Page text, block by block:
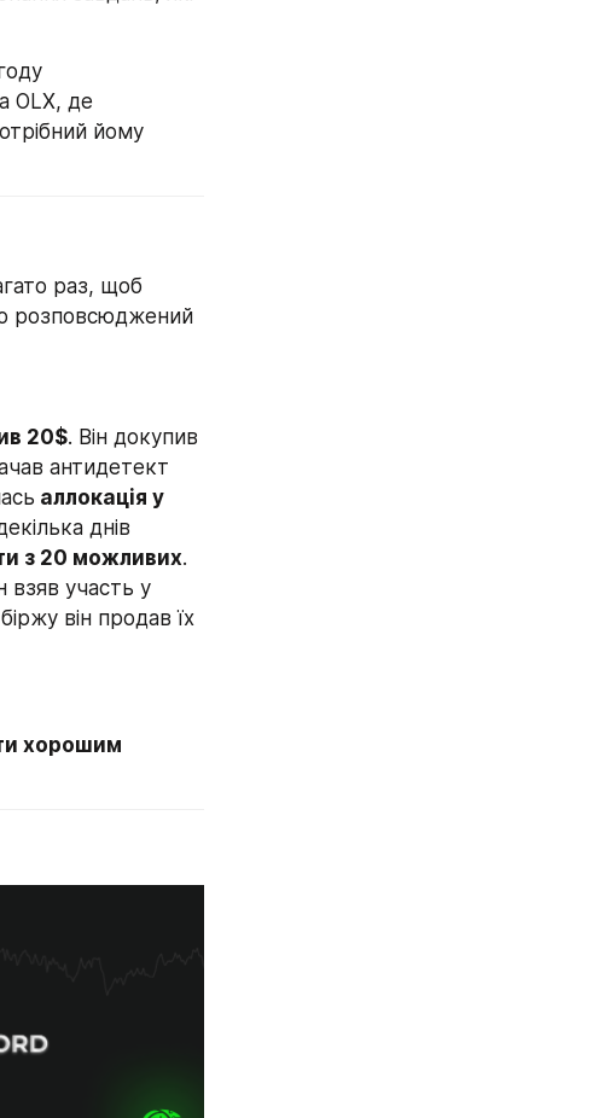
OLX, де
йому
раз, щоб
розповсюджений
20$. Він докупив
антидетект
аллокація у
днів
з 20 можливих.
взяв участь у
він продав їх
хорошим